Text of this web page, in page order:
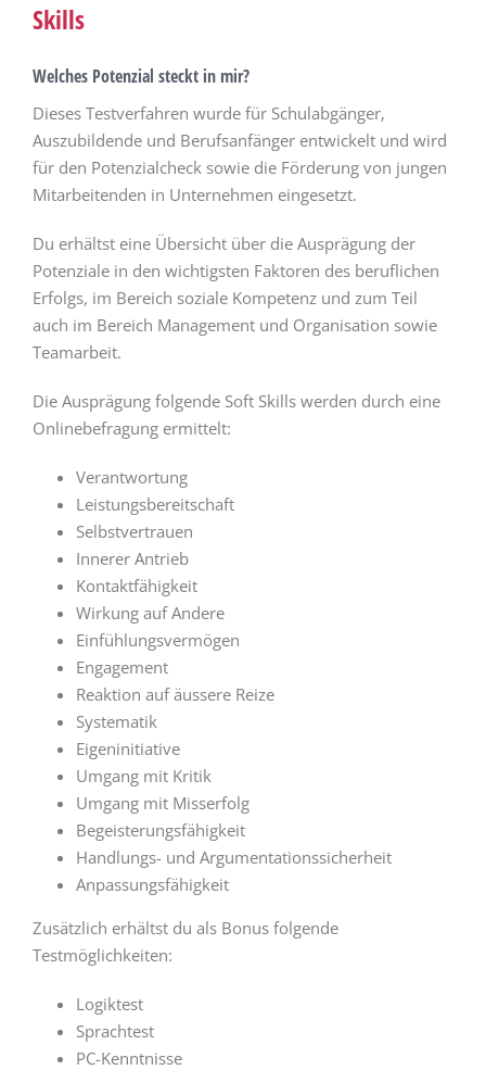
Skills
Welches Potenzial steckt in mir?
Dieses Testverfahren wurde für Schulabgänger,
Auszubildende und Berufsanfänger entwickelt und wird
für den Potenzialcheck sowie die Förderung von jungen
Mitarbeitenden in Unternehmen eingesetzt.
Du erhältst eine Übersicht über die Ausprägung der
Potenziale in den wichtigsten Faktoren des beruflichen
Erfolgs, im Bereich soziale Kompetenz und zum Teil
auch im Bereich Management und Organisation sowie
Teamarbeit.
Die Ausprägung folgende Soft Skills werden durch eine
Onlinebefragung ermittelt:
Verantwortung
Leistungsbereitschaft
Selbstvertrauen
Innerer Antrieb
Kontaktfähigkeit
Wirkung auf Andere
Einfühlungsvermögen
Engagement
Reaktion auf äussere Reize
Systematik
Eigeninitiative
Umgang mit Kritik
Umgang mit Misserfolg
Begeisterungsfähigkeit
Handlungs- und Argumentationssicherheit
Anpassungsfähigkeit
Zusätzlich erhältst du als Bonus folgende
Testmöglichkeiten:
Logiktest
Sprachtest
PC-Kenntnisse